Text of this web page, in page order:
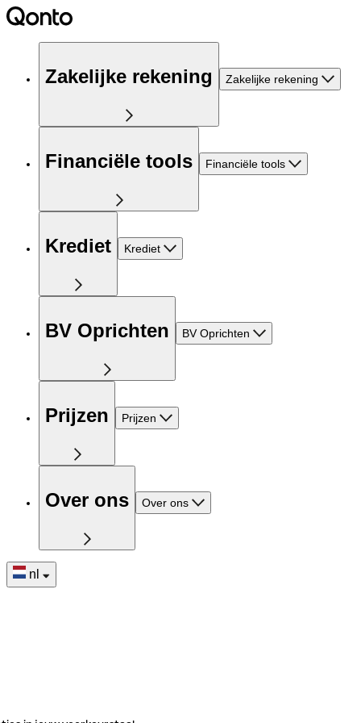
Zakelijke rekening Zakelijke rekening
Financiële tools Financiële tools
Krediet Krediet
BV Oprichten BV Oprichten
Prijzen Prijzen
Over ons Over ons
nl